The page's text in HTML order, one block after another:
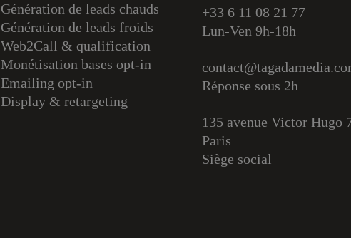
Génération de leads chauds
Génération de leads froids
Web2Call & qualification
Monétisation bases opt-in
Emailing opt-in
Display & retargeting
+33 6 11 08 21 77
Lun-Ven 9h-18h
Réponse sous 2h
135 avenue Victor Hugo
Paris
Siège social